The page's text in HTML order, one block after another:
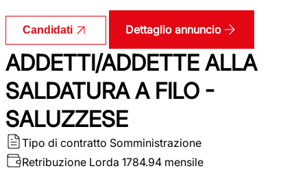
Candidati Dettaglio annuncio
ADDETTI/ADDETTE ALLA
SALDATURA A FILO -
SALUZZESE
Tipo di contratto Somministrazione
Retribuzione Lorda 1784.94 mensile